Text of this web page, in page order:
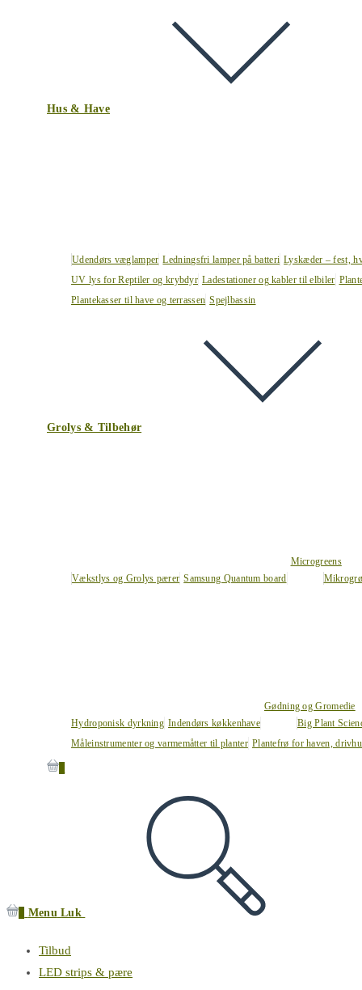
Hus & Have
Udendørs væglamper Ledningsfri lamper på batteri Lyskæder – fest,
UV lys for Reptiler og krybdyr Ladestationer og kabler til elbiler
Plantekasser til have og terrassen Spejlbassin
Grolys & Tilbehør
Vækstlys og Grolys pærer Samsung Quantum board
Microgreens
Hydroponisk dyrkning Indendørs køkkenhave
Gødning og Gromedie
Big Plant
Måleinstrumenter og varmemåtter til planter Plantefrø for haven,
Menu Luk
Tilbud
LED strips & pære